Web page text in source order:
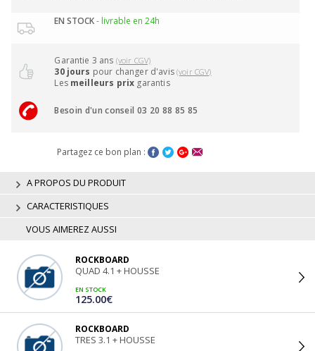
EN STOCK- livrable en 24h
Garantie 3 ans (voir CGV)
30 jours pour changer d'avis(voir CGV)
Les meilleurs prix garantis
Besoin d'un conseil 03 20 88 85 85
Partagez ce bon plan :
A PROPOS DU PRODUIT
CARACTERISTIQUES
VOUS AIMEREZ AUSSI
ROCKBOARD
QUAD 4.1 + HOUSSE
EN STOCK
125.00€
ROCKBOARD
TRES 3.1 + HOUSSE